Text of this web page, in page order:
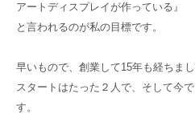
アートディスプレイが作っている』
と言われるのが私の目標です。
早いもので、創業して15年も経ちまし
スタートはたった２人で、そして今
す。